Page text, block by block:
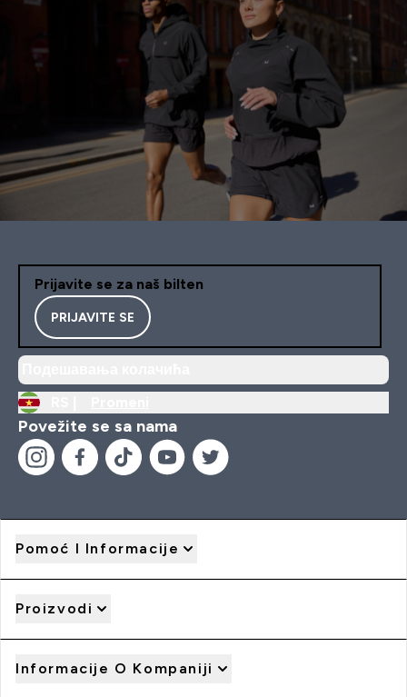
Prijavite se za naš bilten
PRIJAVITE SE
Povežite se sa nama
Pomoć I Informacije
Proizvodi
Informacije O Kompaniji